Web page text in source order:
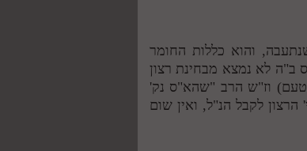
והוא כללות החומר
ב"ה לא נמצא מבחינת רצון
וז"ש הרב "שהא"ס נק'
לקבל הנ"ל, ואין שום